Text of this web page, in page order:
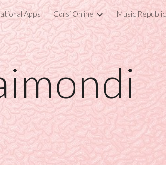
navigation
Apps Corsi Online Music Republic